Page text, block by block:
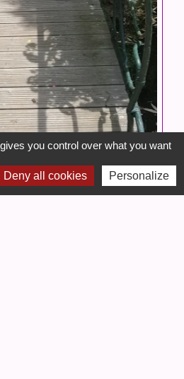
you control over what you want
Deny all cookies Personalize